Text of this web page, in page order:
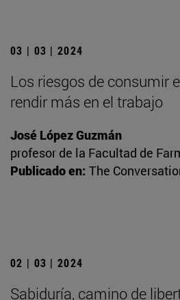
03 | 03 | 2024
Los riesgos de consumir
rendir más en el trabajo
José López Guzmán
profesor de la Facultad de
Publicado en: The
02 | 03 | 2024
Sabiduría, camino de